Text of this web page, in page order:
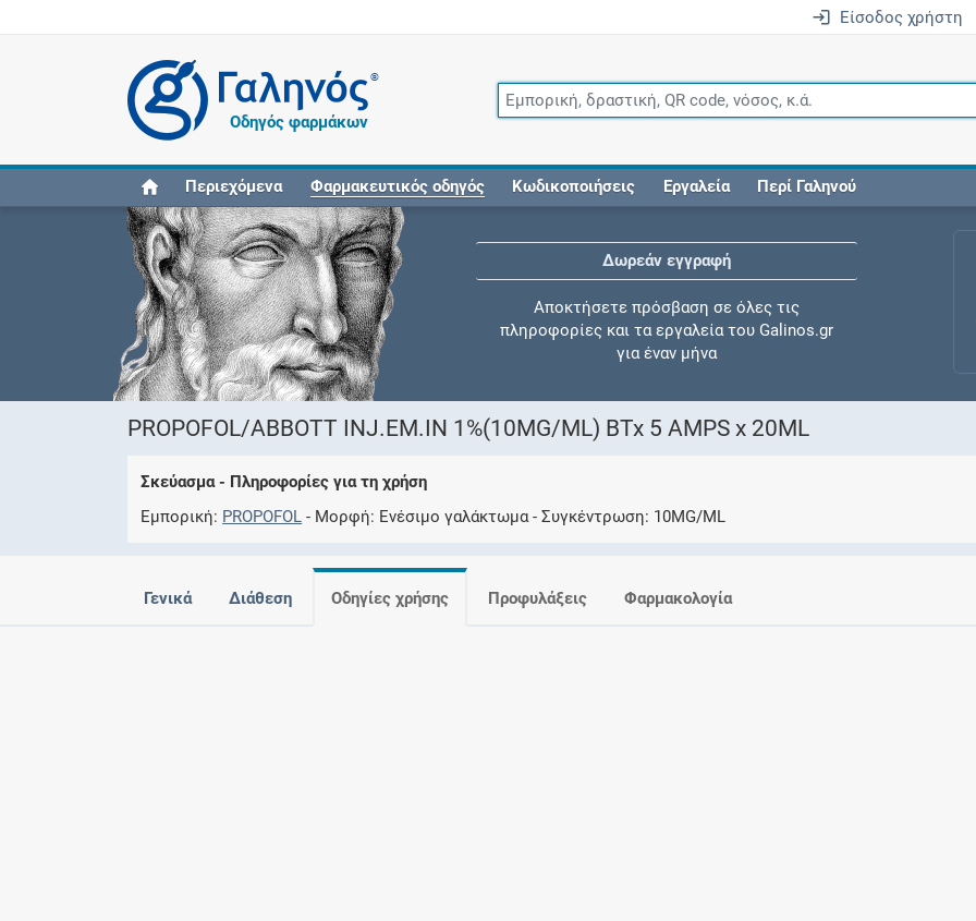
Είσοδος χρήστη
®
Οδηγός φαρμάκων
Περιεχόμενα Φαρμακευτικός οδηγός Κωδικοποιήσεις Εργαλεία Περί Γαληνού
Δωρεάν εγγραφή
Αποκτήσετε πρόσβαση σε όλες τις
πληροφορίες και τα εργαλεία του Galinos.gr
για έναν μήνα
Ελέγξτε την αγωγή σας για αντενδείξεις και
PROPOFOL/ABBOTT INJ.EM.IN 1%(10MG/ML) BTx 5 AMPS x 20ML
Σκεύασμα - Πληροφορίες για τη χρήση
Εμπορική PROPOFOL Μορφή Ενέσιμο γαλάκτωμα Συγκέντρωση 10MG/ML
Γενικά Διάθεση Οδηγίες χρήσης Προφυλάξεις Φαρμακολογία